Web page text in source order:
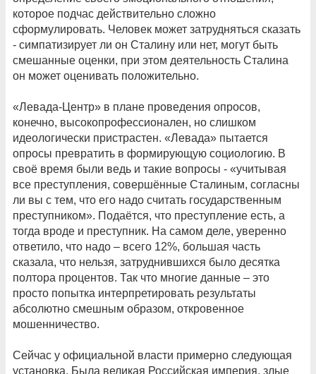
которое подчас действительно сложно
сформулировать. Человек может затрудняться сказать
- симпатизирует ли он Сталину или нет, могут быть
смешанные оценки, при этом деятельность Сталина
он может оценивать положительно.
«Левада-Центр» в плане проведения опросов,
конечно, высокопрофессионален, но слишком
идеологически пристрастен. «Левада» пытается
опросы превратить в формирующую социологию. В
своё время были ведь и такие вопросы - «учитывая
все преступления, совершённые Сталиным, согласны
ли вы с тем, что его надо считать государственным
преступником». Подаётся, что преступление есть, а
тогда вроде и преступник. На самом деле, уверенно
ответило, что надо – всего 12%, большая часть
сказала, что нельзя, затруднившихся было десятка
полтора процентов. Так что многие данные – это
просто попытка интерпретировать результаты
абсолютно смешным образом, откровенное
мошенничество.
Сейчас у официальной власти примерно следующая
установка. Была великая Российская империя, злые